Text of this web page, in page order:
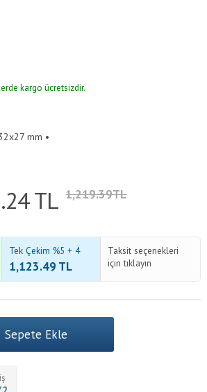
kargo ücretsizdir.
mm •
TL 1,219.39TL
Tek Çekim %5 + 4
1,123.49 TL
Taksit seçenekleri
için tıklayın